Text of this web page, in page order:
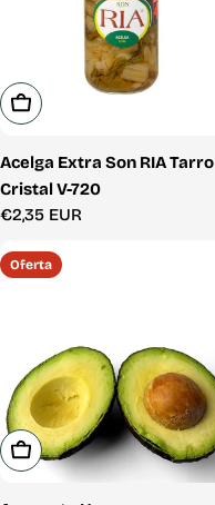
Añadir A La Cesta
Acelga Extra Son RIA Tarro
Cristal V-720
Precio
€2,35 EUR
Oferta
Elige Opciones